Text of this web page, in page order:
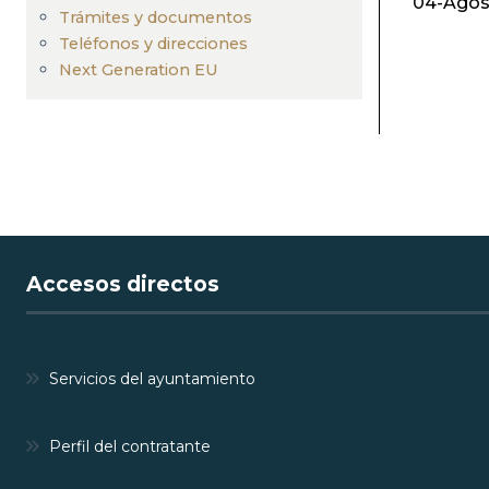
navegación
Trámites y documentos
Teléfonos y direcciones
Next Generation EU
Accesos directos
Servicios del ayuntamiento
Perfil del contratante